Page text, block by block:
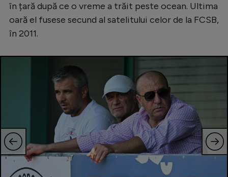
în țară după ce o vreme a trăit peste ocean. Ultima
oară el fusese secund al satelitului celor de la FCSB,
în 2011.